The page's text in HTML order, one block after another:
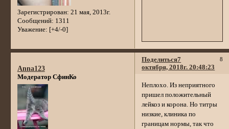
Зарегистрирован: 21 мая, 2013г.
Сообщений: 1311
Уважение: [+4/-0]
Поделиться 8
7
октября, 2018г. 20:48:23
Anna123
Модератор СфинКо
Неплохо. Из неприятного
пришел положительный
лейкоз и корона. Но титры
низкие, клиника по
границам нормы, так что